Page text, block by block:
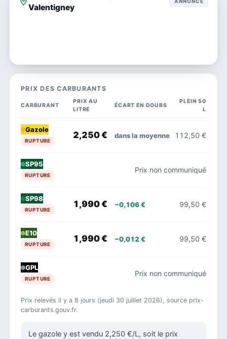
Valentigney
PRIX DES CARBURANTS
CARBURANT
PRIX AU
LITRE
ÉCART EN DOUBS
PLEIN 50
L
Gazole
RUPTURE
2,250 € dans la moyenne 112,50 €
SP95
RUPTURE
Prix non communiqué
SP98
RUPTURE
1,990 € −0,106 € 99,50 €
E10
RUPTURE
1,990 € −0,012 € 99,50 €
GPL
RUPTURE
Prix non communiqué
Prix relevés il y a 8 jours (jeudi 30 juillet 2026), source prix-
carburants.gouv.fr.
Le gazole y est vendu 2,250 €/L, soit le prix